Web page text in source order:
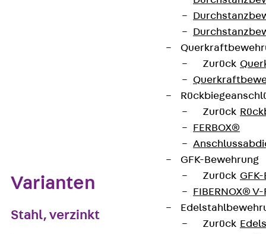
Zurück
Zurück
FERBOX®
GFK-Bewehrung
Zurück
FIBERNOX® V-
Zurück
Varianten
Stahl, verzinkt